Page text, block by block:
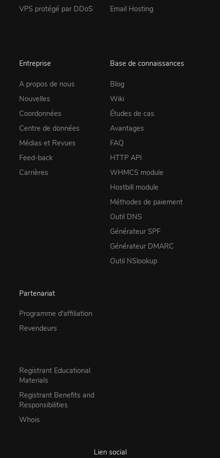
VPS protégé par DDoS
Email Hosting
Entreprise
A propos de nous
Nouvelles
Coordonnées
Centre de données
Médias et Revues
Feed-back
Carrières
Base de connaissances
Blog
Wiki
Études de cas
Avantages
FAQ
HTTP API
WHMCS module
Hostbill module
Méthodes de paiement
Outil DNS
Générateur SPF
Générateur DMARC
Outil NSlookup
Partenariat
Programme d'affiliation
Revendeurs
Registrant Educational
Materials
Registrant Benefits and
Responsibilities
Whois
Lien social